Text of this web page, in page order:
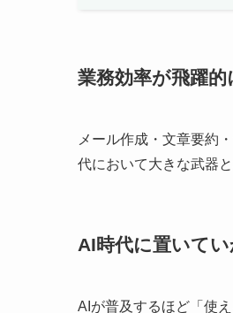
業務効率が飛躍
メール作成・文章要約
代において大きな武器と
AI時代に置いて
AIが普及するほど「使